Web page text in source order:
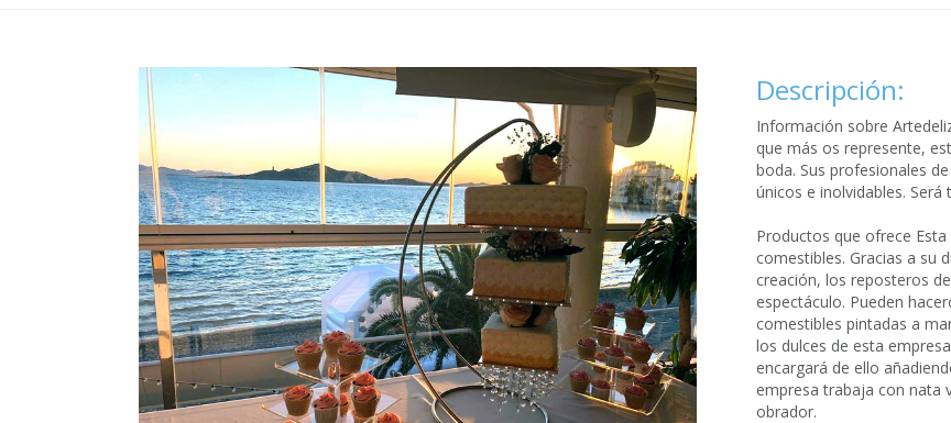
Descripción:
Información sobre
que más os represente,
boda. Sus profesionales
únicos e inolvidables.
Productos que ofrece
comestibles. Gracias a su
creación, los reposteros
espectáculo. Pueden
comestibles pintadas a
los dulces de esta
encargará de ello
empresa trabaja con nata
obrador.